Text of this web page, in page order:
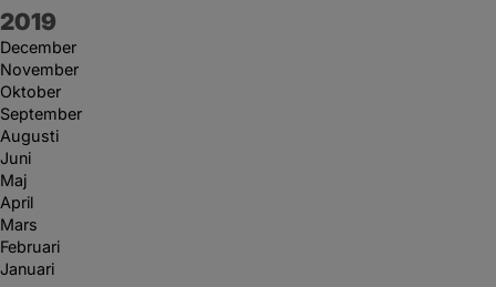
År:
2019
December
November
Oktober
September
Augusti
Juni
Maj
April
Mars
Februari
Januari